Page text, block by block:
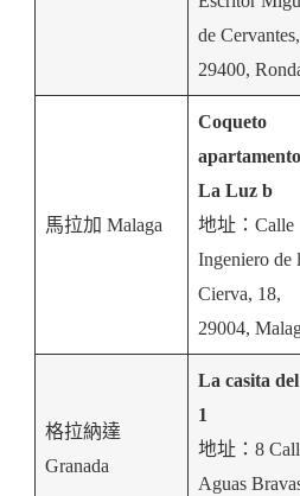
de Cervantes,
29400,
馬拉加 Malaga
Coqueto
La Luz b
地址：Calle
Ingeniero de
Cierva, 18,
29004,
格拉納達
Granada
La casita
1
地址：8
Aguas